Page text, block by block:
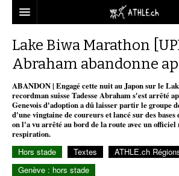
DOSSIERS
CHRONIQUES
TOUT
REPORTAGES
DOPAGE
GALERIES
STATISTIQUES
STATISTIQUES
MINIMA
PARTENAIRES
CNP
PARTENAIRES
VIDEOS
ATHLE.CH
Lake Biwa Marathon
Abraham abandonne
ABANDON | Engagé cette nuit au Japon sur le
recordman suisse Tadesse Abraham s'est arrêté
Genevois d'adoption a dû laisser partir le groupe
d'une vingtaine de coureurs et lancé sur des bases
on l'a vu arrêté au bord de la route avec un
respiration.
Hors stade Textes
ATHLE.ch
Genève : hors stade